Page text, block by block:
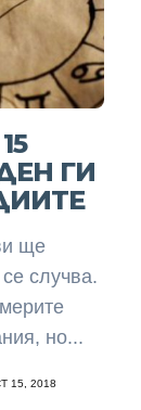
ГИ
ще
случва.
но...
15, 2018